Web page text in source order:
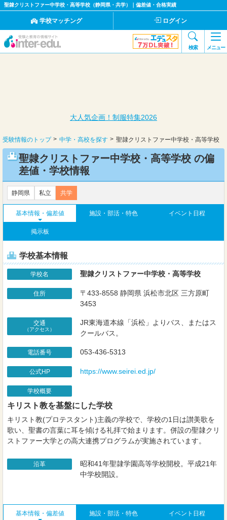
聖隷クリストファー中学校・高等学校（静岡県・共学）｜偏差値・合格実績
学校マッチング ログイン
検索 メニュー
大人気企画！制服特集2026
受験情報のトップ 中学・高校を探す 聖隷クリストファー中学校・高等学校
聖隷クリストファー中学校・高等学校 の偏
差値・学校情報
静岡県 私立 共学
基本情報・偏差値 施設・部活・特色 イベント日程
掲示板
学校基本情報
学校名 聖隷クリストファー中学校・高等学校
住所
〒433-8558 静岡県 浜松市北区 三方原町
3453
交通
（アクセス）
JR東海道本線「浜松」よりバス、またはス
クールバス。
電話番号 053-436-5313
公式HP https://www.seirei.ed.jp/
学校概要
キリスト教を基盤にした学校
キリスト教(プロテスタント)主義の学校で、学校の1日は讃美歌を
歌い、聖書の言葉に耳を傾ける礼拝で始まります。併設の聖隷クリ
ストファー大学との高大連携プログラムが実施されています。
沿革
昭和41年聖隷学園高等学校開校。平成21年
中学校開設。
基本情報・偏差値 施設・部活・特色 イベント日程